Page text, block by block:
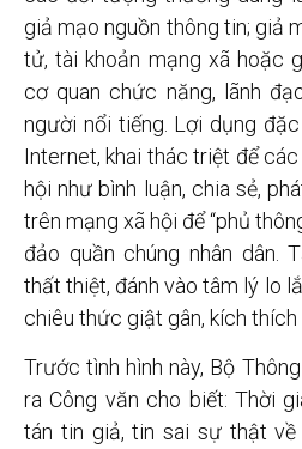
giả mạo nguồn thông tin; giả
tử, tài khoản mạng xã hoặc
cơ quan chức năng, lãnh
người nổi tiếng. Lợi dụng
Internet, khai thác triệt để
hội như bình luận, chia sẻ,
trên mạng xã hội để “phủ
đảo quần chúng nhân dân.
thất thiệt, đánh vào tâm lý lo
chiêu thức giật gân, kích thích
Trước tình hình này, Bộ
ra Công văn cho biết: Thời
tán tin giả, tin sai sự thật về